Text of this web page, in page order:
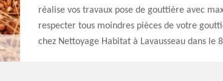
réalise vos travaux pose de gouttière avec
respecter tous moindres pièces de votre
chez Nettoyage Habitat à Lavausseau dans le